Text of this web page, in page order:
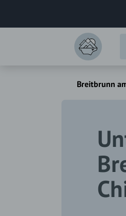
Breitbrunn